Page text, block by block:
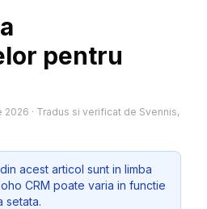
pentru
2026 · Tradus si verificat de Svennis,
acest articol sunt in limba
CRM poate varia in functie
setata.